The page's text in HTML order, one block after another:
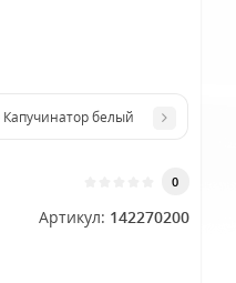
води Вієнна, Інканто OR D = 4,48 x
Капучинатор белый
0
Артикул: 142270200